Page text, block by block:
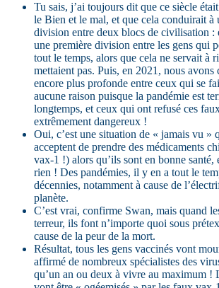
Tu sais, j’ai toujours dit que ce siècle
le Bien et le mal, et que cela conduirait à
division entre deux blocs de civilisation :
une première division entre les gens qui
tout le temps, alors que cela ne servait à
mettaient pas. Puis, en 2021, nous
encore plus profonde entre ceux qui se
aucune raison puisque la pandémie est
longtemps, et ceux qui ont refusé ces
extrêmement dangereux !
Oui, c’est une situation de « jamais vu »
acceptent de prendre des médicaments
vax-1 !) alors qu’ils sont en bonne santé,
rien ! Des pandémies, il y en a tout le
décennies, notamment à cause de
planète.
C’est vrai, confirme Swan, mais quand
terreur, ils font n’importe quoi sous
cause de la peur de la mort.
Résultat, tous les gens vaccinés vont
affirmé de nombreux spécialistes des
qu’un an ou deux à vivre au maximum !